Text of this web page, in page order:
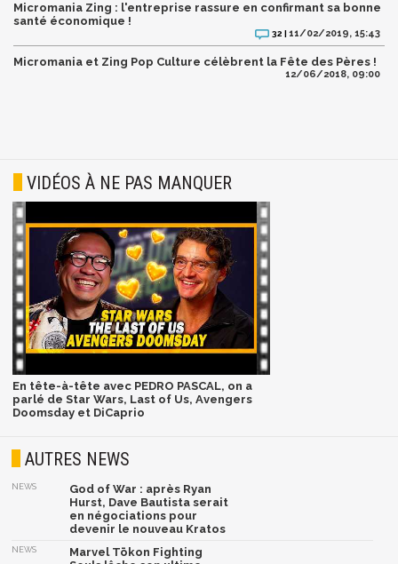
Micromania Zing : l'entreprise rassure en confirmant sa bonne
santé économique !
32 | 11/02/2019, 15:43
Micromania et Zing Pop Culture célèbrent la Fête des Pères !
12/06/2018, 09:00
VIDÉOS À NE PAS MANQUER
En tête-à-tête avec PEDRO PASCAL, on a
parlé de Star Wars, Last of Us, Avengers
Doomsday et DiCaprio
AUTRES NEWS
NEWS
God of War : après Ryan
Hurst, Dave Bautista serait
en négociations pour
devenir le nouveau Kratos
NEWS
Marvel Tōkon Fighting